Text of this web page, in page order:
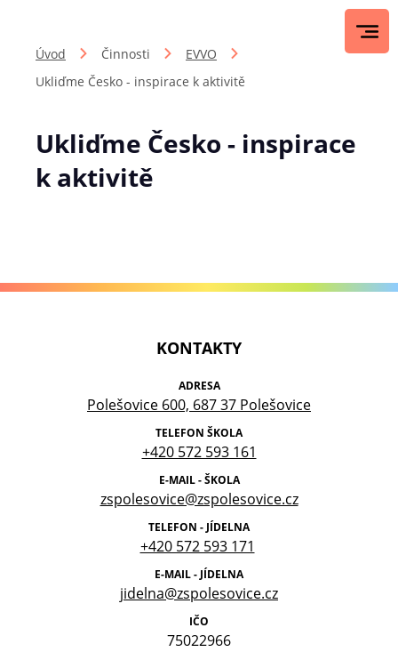
Úvod Činnosti
EVVO
Ukliďme Česko - inspirace k aktivitě
Ukliďme Česko - inspirace
k aktivitě
KONTAKTY
ADRESA
Polešovice 600, 687 37 Polešovice
TELEFON ŠKOLA
+420 572 593 161
E-MAIL - ŠKOLA
zspolesovice@zspolesovice.cz
TELEFON - JÍDELNA
+420 572 593 171
E-MAIL - JÍDELNA
jidelna@zspolesovice.cz
IČO
75022966